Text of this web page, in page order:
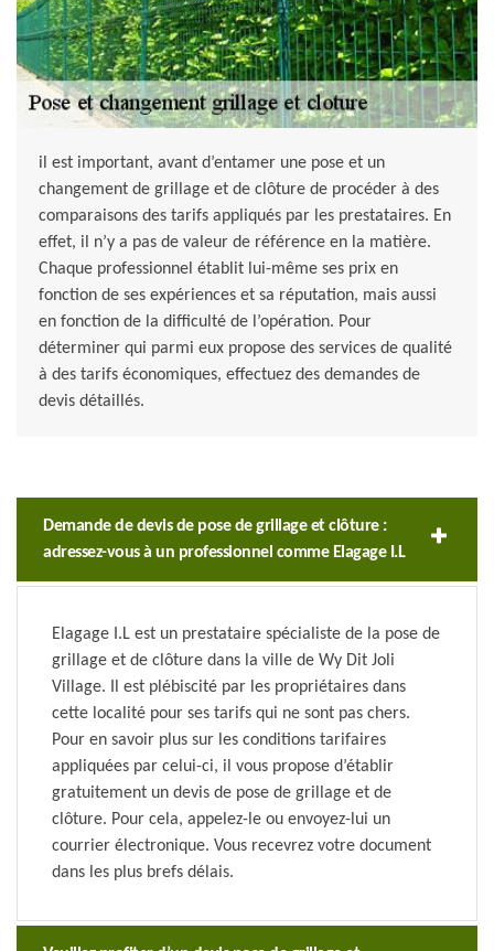
il est important, avant d’entamer une pose et un
changement de grillage et de clôture de procéder à des
comparaisons des tarifs appliqués par les prestataires. En
effet, il n’y a pas de valeur de référence en la matière.
Chaque professionnel établit lui-même ses prix en
fonction de ses expériences et sa réputation, mais aussi
en fonction de la difficulté de l’opération. Pour
déterminer qui parmi eux propose des services de qualité
à des tarifs économiques, effectuez des demandes de
devis détaillés.
Demande de devis de pose de grillage et clôture :
adressez-vous à un professionnel comme Elagage I.L
Elagage I.L est un prestataire spécialiste de la pose de
grillage et de clôture dans la ville de Wy Dit Joli
Village. Il est plébiscité par les propriétaires dans
cette localité pour ses tarifs qui ne sont pas chers.
Pour en savoir plus sur les conditions tarifaires
appliquées par celui-ci, il vous propose d’établir
gratuitement un devis de pose de grillage et de
clôture. Pour cela, appelez-le ou envoyez-lui un
courrier électronique. Vous recevrez votre document
dans les plus brefs délais.